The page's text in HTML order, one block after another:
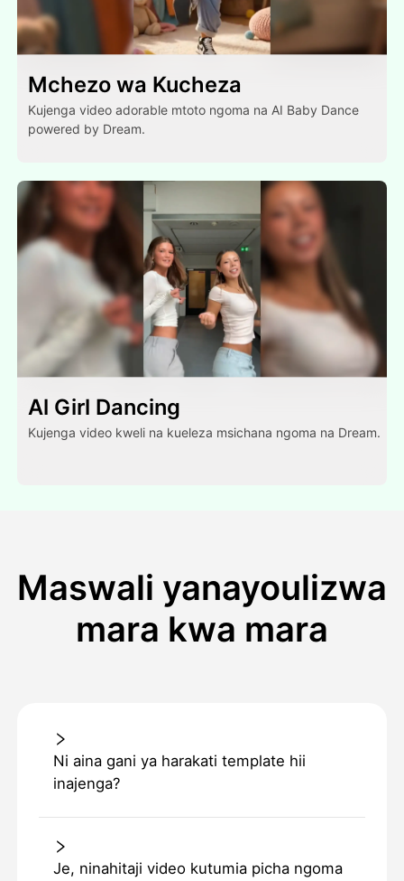
Mchezo wa Kucheza
Kujenga video adorable mtoto ngoma na AI Baby Dance
powered by Dream.
Al Girl Dancing
Kujenga video kweli na kueleza msichana ngoma na Dream.
Maswali yanayoulizwa
mara kwa mara
Ni aina gani ya harakati template hii
inajenga?
Je, ninahitaji video kutumia picha ngoma